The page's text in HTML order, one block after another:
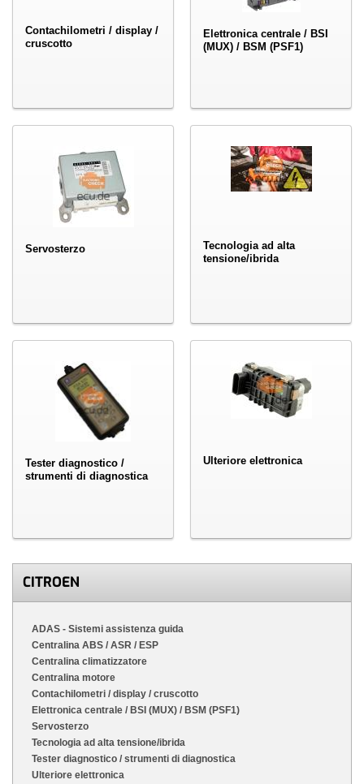
Contachilometri / display /
cruscotto
Elettronica centrale / BSI
(MUX) / BSM (PSF1)
Servosterzo
Tecnologia ad alta
tensione/ibrida
Tester diagnostico /
strumenti di diagnostica
Ulteriore elettronica
CITROEN
ADAS - Sistemi assistenza guida
Centralina ABS / ASR / ESP
Centralina climatizzatore
Centralina motore
Contachilometri / display / cruscotto
Elettronica centrale / BSI (MUX) / BSM (PSF1)
Servosterzo
Tecnologia ad alta tensione/ibrida
Tester diagnostico / strumenti di diagnostica
Ulteriore elettronica